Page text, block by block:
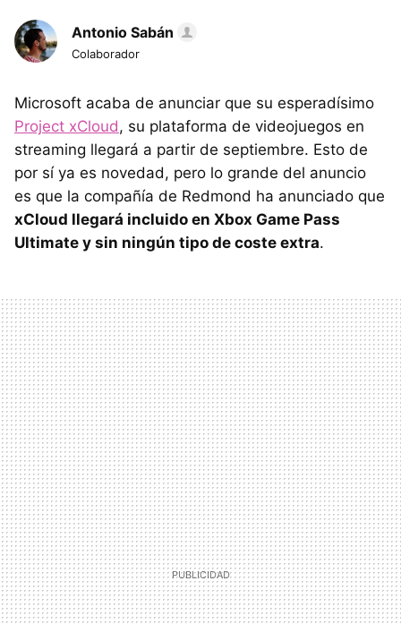
Antonio Sabán
Colaborador
Microsoft acaba de anunciar que su esperadísimo
Project xCloud, su plataforma de videojuegos en
streaming llegará a partir de septiembre. Esto de
por sí ya es novedad, pero lo grande del anuncio
es que la compañía de Redmond ha anunciado que
xCloud llegará incluido en Xbox Game Pass
Ultimate y sin ningún tipo de coste extra.